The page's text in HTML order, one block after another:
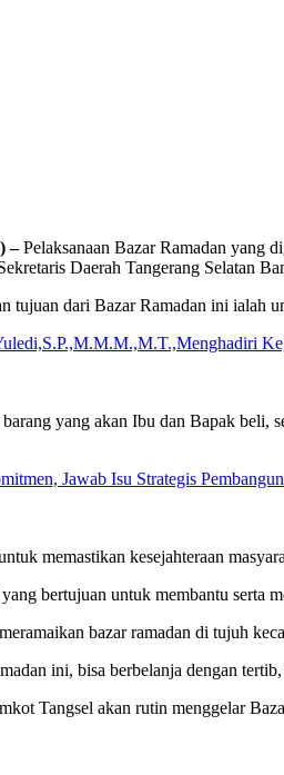
–Pelaksanaan Bazar Ramadan yang
Daerah Tangerang Selatan
tujuan dari Bazar Ramadan ini ialah
yang akan Ibu dan Bapak beli,
Jawab Isu Strategis
memastikan kesejahteraan
bertujuan untuk membantu serta
bazar ramadan di tujuh
ini, bisa berbelanja dengan
Tangsel akan rutin menggelar